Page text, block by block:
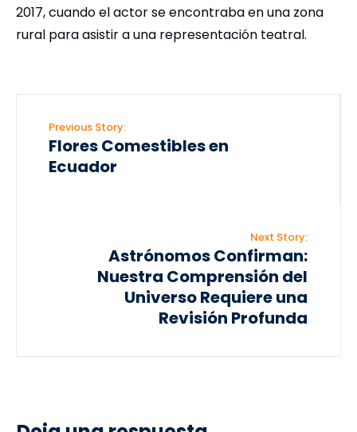
2017, cuando el actor se encontraba en una zona
rural para asistir a una representación teatral.
Previous Story:
Flores Comestibles en
Ecuador
Next Story:
Astrónomos Confirman:
Nuestra Comprensión del
Universo Requiere una
Revisión Profunda